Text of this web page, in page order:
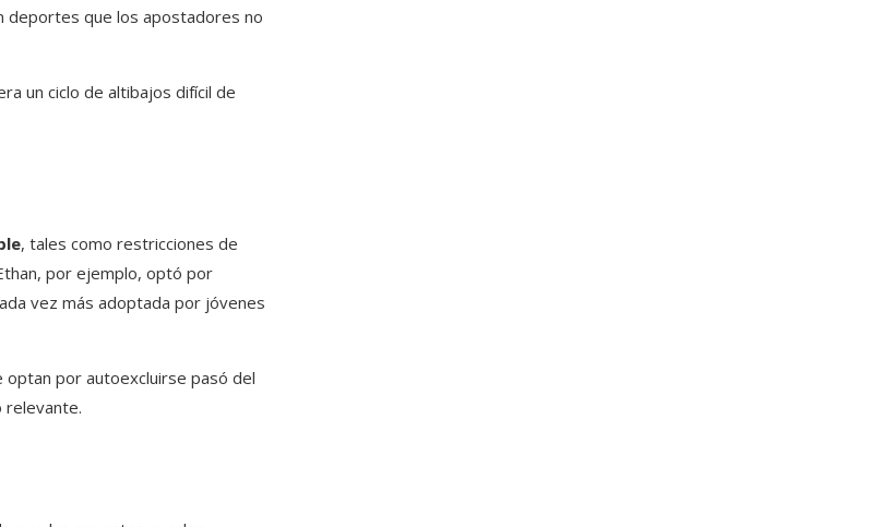
deportes que los apostadores no
un ciclo de altibajos difícil de
, tales como restricciones de
por ejemplo, optó por
vez más adoptada por jóvenes
optan por autoexcluirse pasó del
relevante.